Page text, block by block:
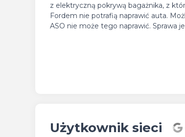
z elektryczną pokrywą bagażnika, z
Fordem nie potrafią naprawić auta.
ASO nie może tego naprawić. Sprawa
Użytkownik sieci